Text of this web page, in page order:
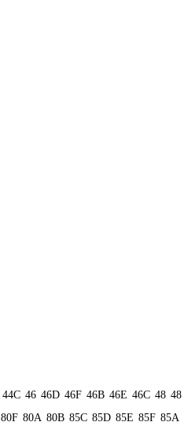
44С 46 46D 46F 46В 46Е 46С 48 48
80F 80А 80В 85C 85D 85E 85F 85А